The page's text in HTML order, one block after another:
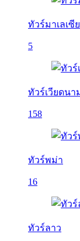
ทัวร์มาเลเซีย
5
ทัวร์เวียดนา
158
ทัวร์พม่า
16
ทัวร์ลาว